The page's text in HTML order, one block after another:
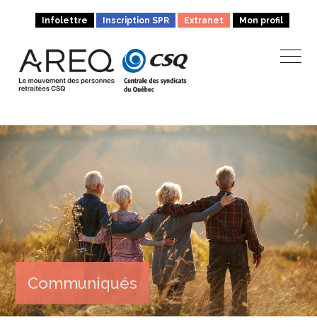
Infolettre Inscription SPR Extranet Mon profil
Communiqués